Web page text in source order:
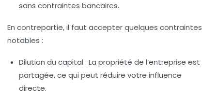
sans contraintes bancaires.
En contrepartie, il faut accepter quelques contraintes
notables :
Dilution du capital : La propriété de l’entreprise est
partagée, ce qui peut réduire votre influence
directe.